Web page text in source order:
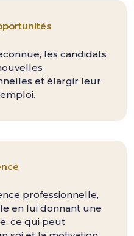
les candidats
et élargir leur
professionnelle,
en lui donnant une
ce qui peut